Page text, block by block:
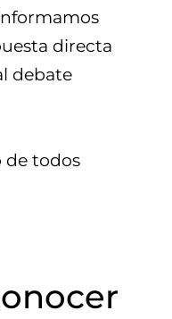
directa
debate
de todos